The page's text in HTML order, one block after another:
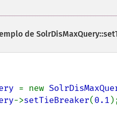
de
= new
->setTieBreaker(0.1